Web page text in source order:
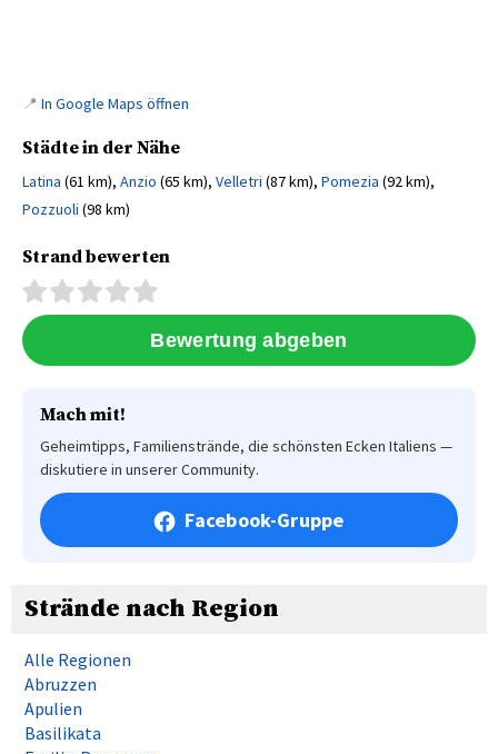
📍 In Google Maps öffnen
Städte in der Nähe
Latina (61 km), Anzio (65 km), Velletri (87 km), Pomezia (92 km),
Pozzuoli (98 km)
Strand bewerten
Mach mit!
Geheimtipps, Familienstrände, die schönsten Ecken Italiens —
diskutiere in unserer Community.
Facebook-Gruppe
Strände nach Region
Alle Regionen
Abruzzen
Apulien
Basilikata